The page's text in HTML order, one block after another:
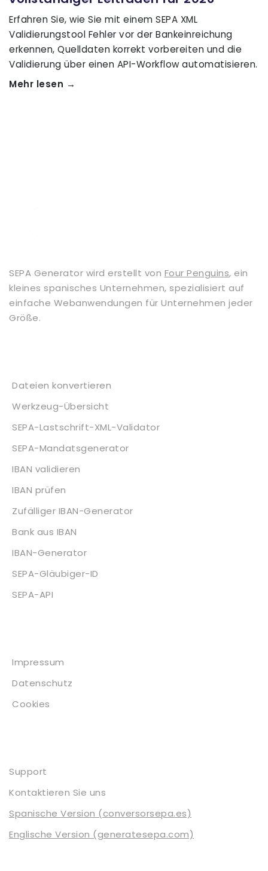
Erfahren Sie, wie Sie mit einem SEPA XML
Validierungstool Fehler vor der Bankeinreichung
erkennen, Quelldaten korrekt vorbereiten und die
Validierung über einen API-Workflow automatisieren.
Mehr lesen →
SEPA Generator wird erstellt von Four Penguins, ein
kleines spanisches Unternehmen, spezialisiert auf
einfache Webanwendungen für Unternehmen jeder
Größe.
Dateien konvertieren
Werkzeug-Übersicht
SEPA-Lastschrift-XML-Validator
SEPA-Mandatsgenerator
IBAN validieren
IBAN prüfen
Zufälliger IBAN-Generator
Bank aus IBAN
IBAN-Generator
SEPA-Gläubiger-ID
SEPA-API
Impressum
Datenschutz
Cookies
Support
Kontaktieren Sie uns
Spanische Version (conversorsepa.es)
Englische Version (generatesepa.com)